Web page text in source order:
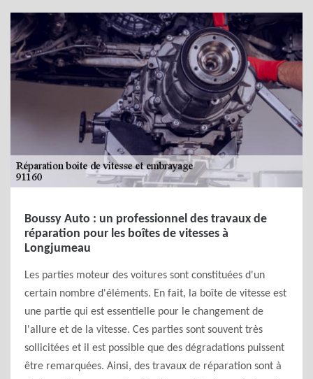
Boussy Auto : un professionnel des travaux de
réparation pour les boîtes de vitesses à
Longjumeau
Les parties moteur des voitures sont constituées d'un
certain nombre d'éléments. En fait, la boîte de vitesse est
une partie qui est essentielle pour le changement de
l'allure et de la vitesse. Ces parties sont souvent très
sollicitées et il est possible que des dégradations puissent
être remarquées. Ainsi, des travaux de réparation sont à